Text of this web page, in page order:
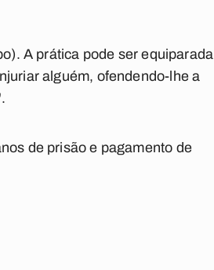
A prática pode ser equiparada
alguém, ofendendo-lhe a
de prisão e pagamento de